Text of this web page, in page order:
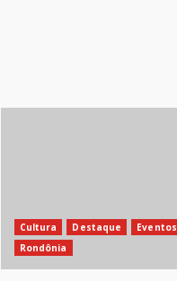
Cultura Destaque
Eventos
Rondônia